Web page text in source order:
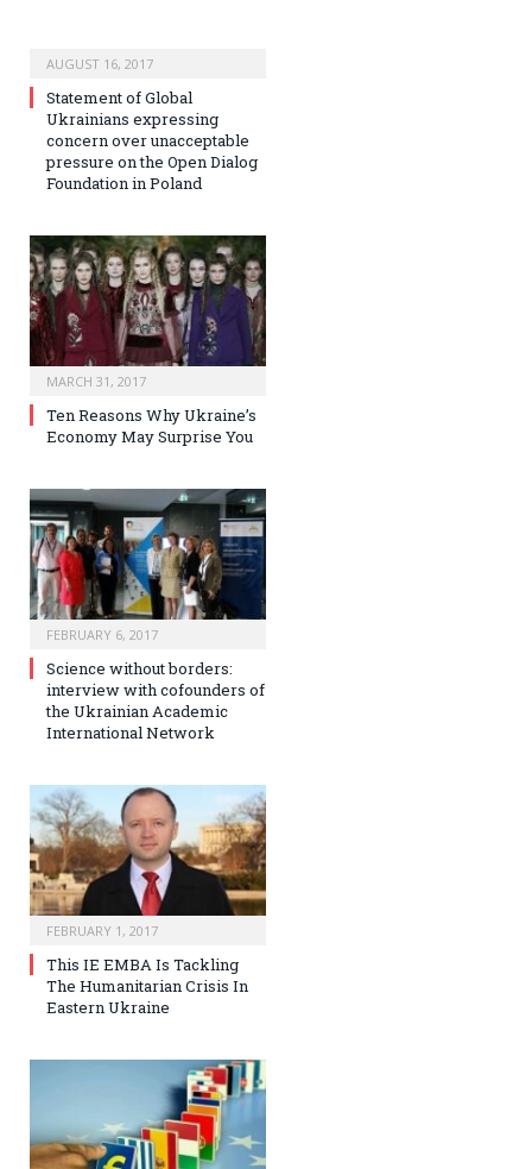
AUGUST 16, 2017
Statement of Global
Ukrainians expressing
concern over unacceptable
pressure on the Open Dialog
Foundation in Poland
MARCH 31, 2017
Ten Reasons Why Ukraine’s
Economy May Surprise You
FEBRUARY 6, 2017
Science without borders:
interview with cofounders of
the Ukrainian Academic
International Network
FEBRUARY 1, 2017
This IE EMBA Is Tackling
The Humanitarian Crisis In
Eastern Ukraine